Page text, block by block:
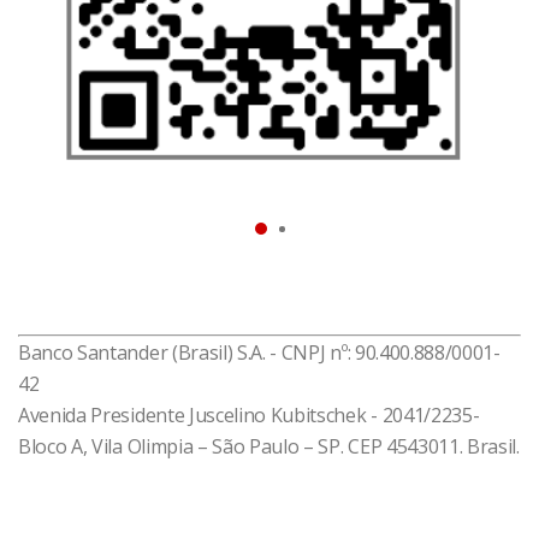
que você entenda melhor sua vida financeira e tome
as melhores decisões relacionadas a crédito,
situação do seu CPF, gastos, recebimentos, limites e
rendas.
Baixe agora e resolva o que você precisa!
Banco Santander (Brasil) S.A. - CNPJ nº: 90.400.888/0001-
42
Avenida Presidente Juscelino Kubitschek - 2041/2235-
Bloco A, Vila Olimpia – São Paulo – SP. CEP 4543011. Brasil.